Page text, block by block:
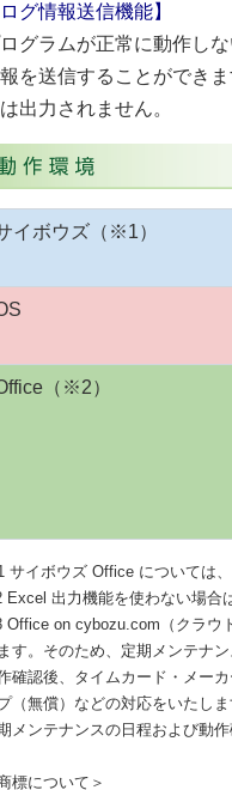
ログ情報送信機能】
グラムが正常に動作し
を送信することができ
出力されません。
イボウズ（※1）
（※2）
サイボウズ Office については、
出力機能を使わない場合
on cybozu.com（クラウ
す。そのため、定期メンテナ
確認後、タイムカード・メー
（無償）などの対応をいたし
メンテナンスの日程および動
標について＞